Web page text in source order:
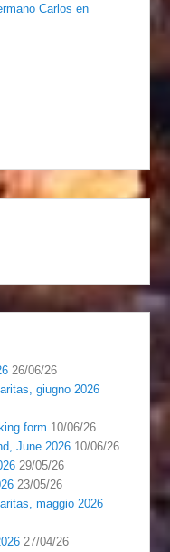
Carlos en
26/06/26
giugno 2026
form 10/06/26
June 2026 10/06/26
29/05/26
23/05/26
maggio 2026
27/04/26